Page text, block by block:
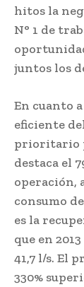
hitos la
N° 1 de
juntos los
En cuanto
eficiente
prioritario
destaca el
operación,
consumo
es la
que en
41,7 l/s. El
330%